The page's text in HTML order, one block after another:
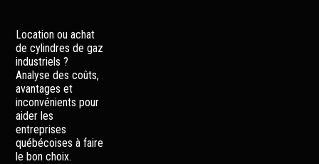
Location ou achat
de cylindres de gaz
industriels ?
Analyse des coûts,
avantages et
inconvénients pour
aider les
entreprises
québécoises à faire
le bon choix.